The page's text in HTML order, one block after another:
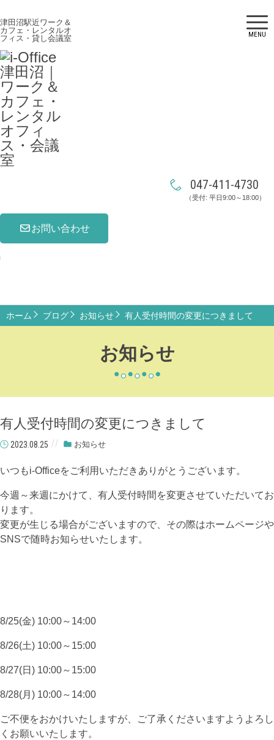
津田沼駅近ワーク＆
カフェ・レンタルオ
フィス・貸し会議室
047-411-4730
（受付: 平日9:00～18:00）
お問い合わせ
MENU
お知らせ
ホーム ブログ お知らせ 有人受付時間の変更につきまして
有人受付時間の変更につきまして
2023.08.25 お知らせ
いつもi-Officeをご利用いただきありがとうございます。
今週～来週にかけて、有人受付時間を変更させていただいてお
ります。
変更が生じる場合がございますので、その際はホームページや
SNSで随時お知らせいたします。
8/25(金) 10:00～14:00
8/26(土) 10:00～15:00
8/27(日) 10:00～15:00
8/28(月) 10:00～14:00
ご不便をおかけいたしますが、ご了承くださいますようよろし
くお願いいたします。